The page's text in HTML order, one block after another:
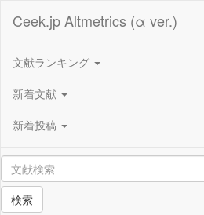
Ceek.jp Altmetrics (α ver.)
文献ランキング
新着文献
新着投稿
検索